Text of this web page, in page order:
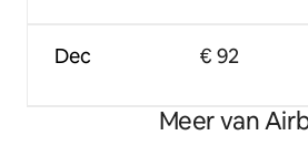
Dec € 92
Meer van